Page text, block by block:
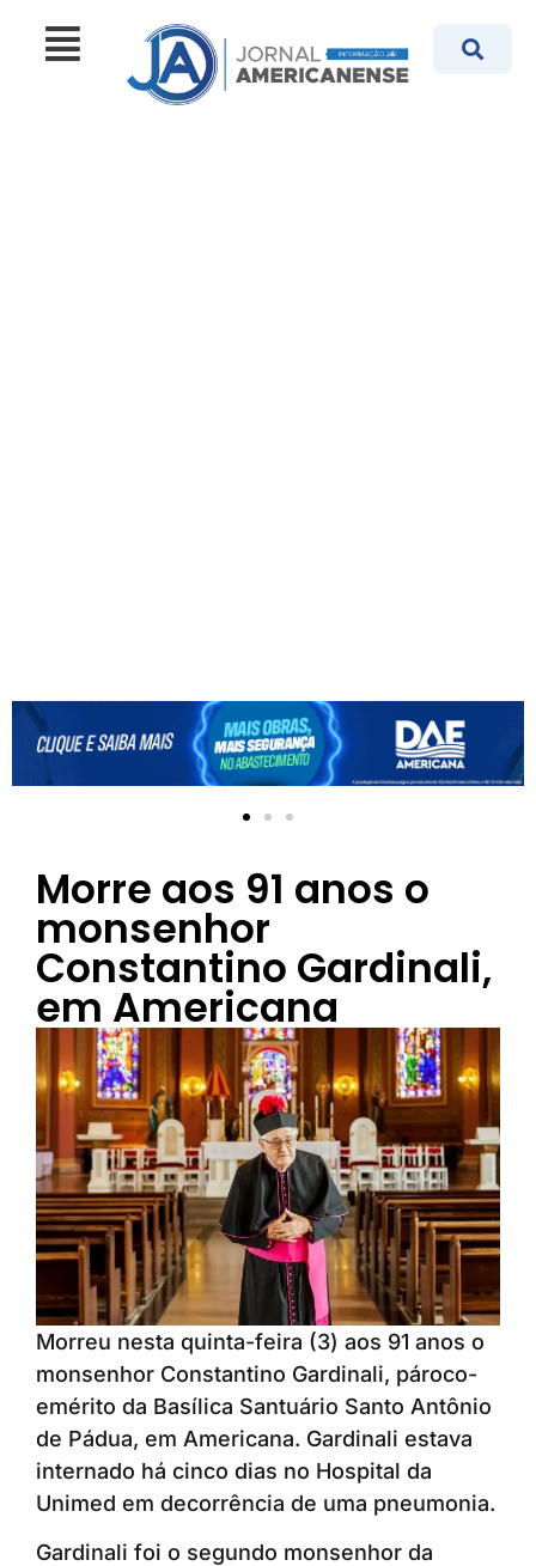
Morre aos 91 anos o
monsenhor
Constantino Gardinali,
em Americana
Morreu nesta quinta-feira (3) aos 91 anos o
monsenhor Constantino Gardinali, pároco-
emérito da Basílica Santuário Santo Antônio
de Pádua, em Americana. Gardinali estava
internado há cinco dias no Hospital da
Unimed em decorrência de uma pneumonia.
Gardinali foi o segundo monsenhor da